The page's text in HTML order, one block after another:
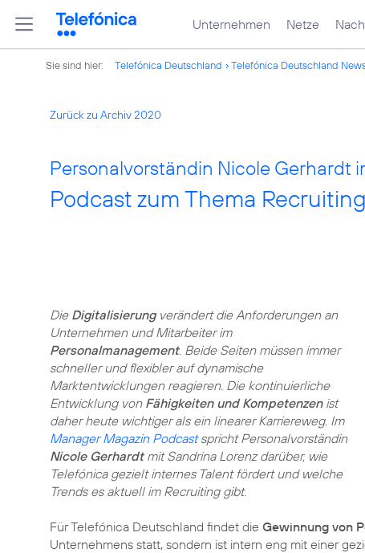
Unternehmen Netze
Sie sind hier: Telefónica Deutschland Telefónica Deutschland
Zurück zu Archiv 2020
Personalvorständin Nicole Gerhardt
Podcast zum Thema
Die Digitalisierungverändert die Anforderungen an
Unternehmen und Mitarbeiter im
Personalmanagement. Beide Seiten müssen immer
schneller und flexibler auf dynamische
Marktentwicklungen reagieren. Die kontinuierliche
Entwicklung von Fähigkeiten und Kompetenzenist
daher heute wichtiger als ein linearer Karriereweg. Im
Manager Magazin Podcastspricht Personalvorständin
Nicole Gerhardtmit Sandrina Lorenz darüber, wie
Telefónica gezielt internes Talent fördert und welche
Trends es aktuell im Recruiting gibt.
Für Telefónica Deutschland findet die Gewinnung von
Unternehmens statt, sondern ist intern eng mit einer